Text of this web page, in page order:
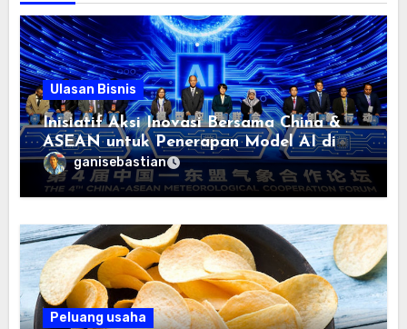
Ulasan Bisnis
Inisiatif Aksi Inovasi Bersama China &
ASEAN untuk Penerapan Model AI di
bidang Meteorologi diluncurkan
ganisebastian
Peluang usaha